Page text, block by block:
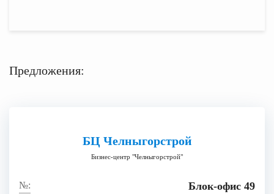
Предложения:
БЦ Челныгорстрой
Бизнес-центр "Челныгорстрой"
Блок-офис 49